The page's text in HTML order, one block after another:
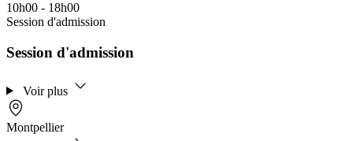
10h00 - 18h00
Session d'admission
Session d'admission
Voir plus
Montpellier